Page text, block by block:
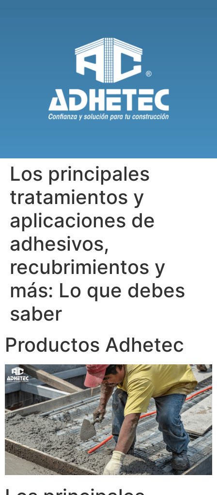
Los principales
tratamientos y
aplicaciones de
adhesivos,
recubrimientos y
más: Lo que debes
saber
Productos Adhetec